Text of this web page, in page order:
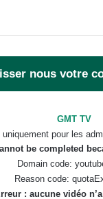
nous votre
GMT TV
pour les
be completed
Domain code:
Reason code:
: aucune vidéo